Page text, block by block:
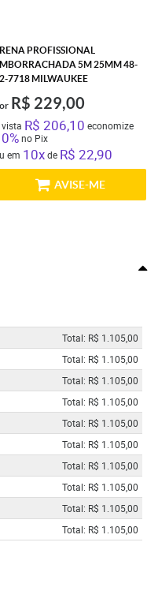
PROFISSIONAL
5M 25MM 48-
7718 MILWAUKEE
R$ 229,00
R$ 206,10 economize
no Pix
em 10xde R$ 22,90
AVISE-ME
Total: R$ 1.105,00
Total: R$ 1.105,00
Total: R$ 1.105,00
Total: R$ 1.105,00
Total: R$ 1.105,00
Total: R$ 1.105,00
Total: R$ 1.105,00
Total: R$ 1.105,00
Total: R$ 1.105,00
Total: R$ 1.105,00